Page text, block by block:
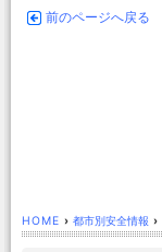
前のページへ戻る
HOME › 都市別安全情報 ›